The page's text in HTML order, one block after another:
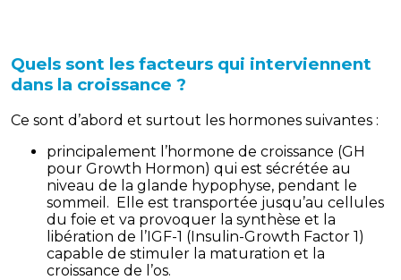
Quels sont les facteurs qui interviennent
dans la croissance ?
Ce sont d’abord et surtout les hormones suivantes :
principalement l’hormone de croissance (GH
pour Growth Hormon) qui est sécrétée au
niveau de la glande hypophyse, pendant le
sommeil. Elle est transportée jusqu’au cellules
du foie et va provoquer la synthèse et la
libération de l’IGF-1 (Insulin-Growth Factor 1)
capable de stimuler la maturation et la
croissance de l’os.